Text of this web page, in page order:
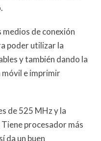
medios de conexión
poder utilizar la
y también dando la
e imprimir
de 525 MHz y la
procesador más
da un buen